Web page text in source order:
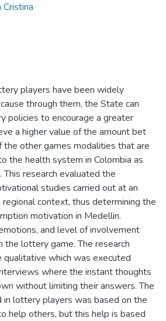
Cristina
players have been widely
through them, the State can
policies to encourage a greater
a higher value of the amount bet
the other games modalities that are
the health system in Colombia as
research evaluated the
studies carried out at an
context, thus determining the
motivation in Medellin.
and level of involvement
lottery game. The research
which was executed
where the instant thoughts
without limiting their answers. The
in lottery players was based on the
help others, but this help is based